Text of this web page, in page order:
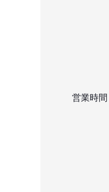
営業時間